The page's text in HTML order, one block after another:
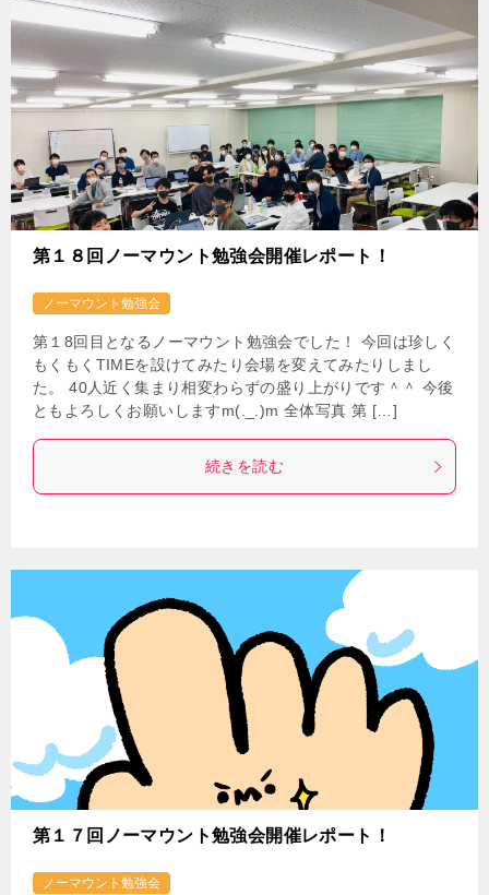
第１８回ノーマウント勉強会開催レポート！
ノーマウント勉強会
第１8回目となるノーマウント勉強会でした！ 今回は珍しく
もくもくTIMEを設けてみたり会場を変えてみたりしまし
た。 40人近く集まり相変わらずの盛り上がりです＾＾ 今後
ともよろしくお願いしますm(._.)m 全体写真 第 […]
続きを読む
第１７回ノーマウント勉強会開催レポート！
ノーマウント勉強会